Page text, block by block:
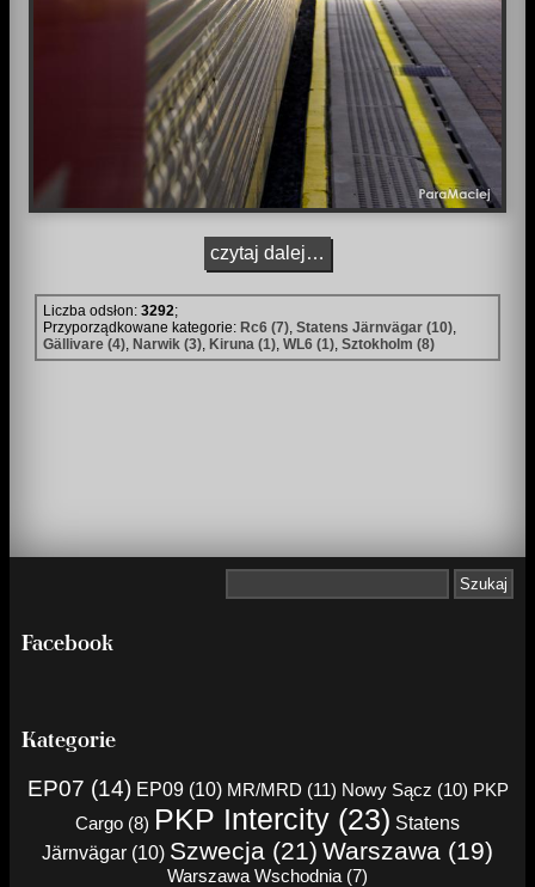
czytaj dalej…
Liczba odsłon: 3292;
Przyporządkowane kategorie: Rc6 (7) Statens Järnvägar (10)
Gällivare (4) Narwik (3) Kiruna (1) WL6 (1) Sztokholm (8)
Facebook
Kategorie
EP07 (14) EP09 (10) MR/MRD (11) Nowy Sącz (10) PKP
Cargo (8) PKP Intercity (23) Statens
Järnvägar (10) Szwecja (21) Warszawa (19)
Warszawa Wschodnia (7)